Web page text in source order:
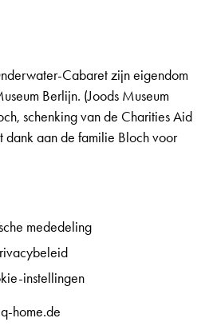
Cabaret zijn eigendom
Berlijn. (Joods Museum
schenking van de Charities Aid
dank aan de familie Bloch voor
q-home.de
mededeling
instellingen